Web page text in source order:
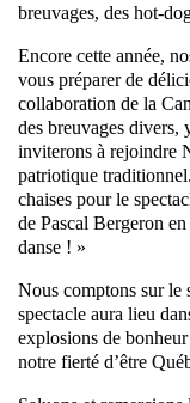
breuvages, des hot-
Encore cette année,
vous préparer de
collaboration de la
des breuvages
inviterons à rejoindre
patriotique
chaises pour le
de Pascal Bergeron
danse ! »
Nous comptons sur le
spectacle aura lieu
explosions de
notre fierté d’être